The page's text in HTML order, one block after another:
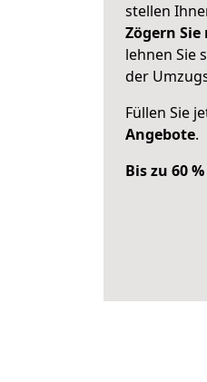
stellen
Zögern
lehnen Sie
der
Füllen Sie
Angebote.
Bis zu 60